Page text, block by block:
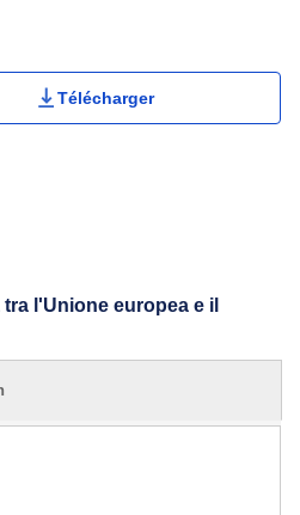
Portlet
Télécharger
l'Unione europea e il